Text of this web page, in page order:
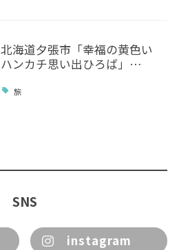
北海道夕張市「幸福の黄色い
ハンカチ思い出ひろば」…
旅
SNS
instagram